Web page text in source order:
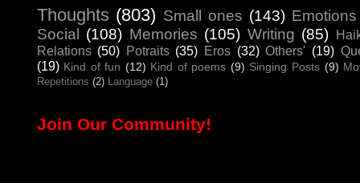
Thoughts (803) Small ones (143) Emotions
Social
(108) Memories (105) Writing (85)
Relations (50) Potraits (35) Eros (32) Others' (19)
(19) Kind of fun (12) Kind of poems (9) Singing Posts (9)
Repetitions (2) Language (1)
Join Our Community!